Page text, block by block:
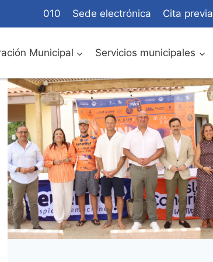
010 Sede electrónica Cita previa
Municipal Servicios municipales